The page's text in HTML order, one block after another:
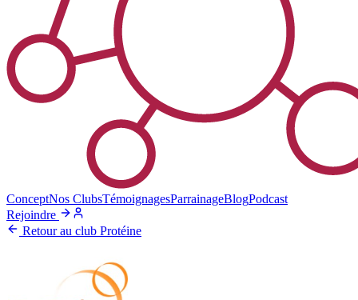
ConceptNos ClubsTémoignagesParrainageBlogPodcast
Rejoindre
Retour au club Protéine